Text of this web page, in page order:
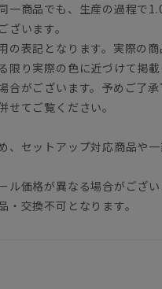
一商品でも、生産の過程で
ざいます。
表記となります。実際の商
限り実際の色に近づけて掲
合がございます。予めご了承
せてご覧ください。
、セットアップ対応商品や
価格が異なる場合がござい
交換不可となります。